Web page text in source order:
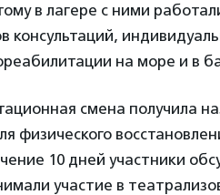
в лагере с ними
консультаций,
на море и в
смена получила
физического
10 дней участники
участие в